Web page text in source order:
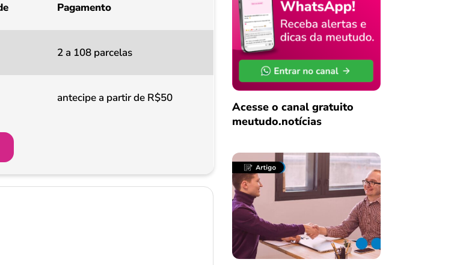
Pagamento
2 a 108 parcelas
antecipe a partir de R$50
Acesse o canal gratuito
meutudo.notícias